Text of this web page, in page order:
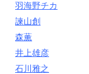
羽海野チカ
諫山創
森薫
井上雄彦
石川雅之